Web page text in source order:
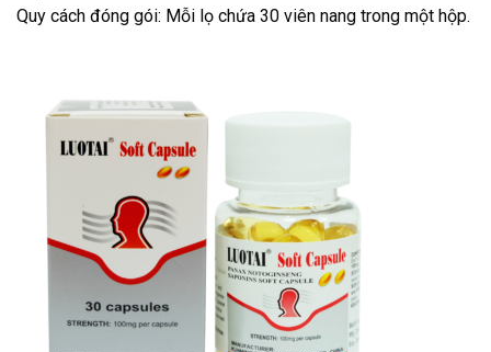
Quy cách đóng gói: Mỗi lọ chứa 30 viên nang trong một hộp.